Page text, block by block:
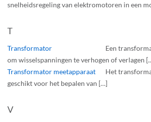
snelheidsregeling van elektromotoren in een
T
Transformator
Een
om wisselspanningen te verhogen of verlagen
Transformator meetapparaat
Het
geschikt voor het bepalen van […]
V